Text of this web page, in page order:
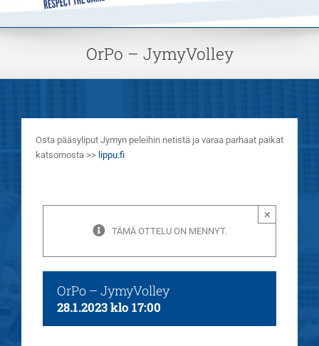
OrPo – JymyVolley
Osta pääsyliput Jymyn peleihin netistä ja varaa parhaat paikat
katsomosta >> lippu.fi
TÄMÄ OTTELU ON MENNYT.
×
OrPo – JymyVolley
28.1.2023 klo 17:00